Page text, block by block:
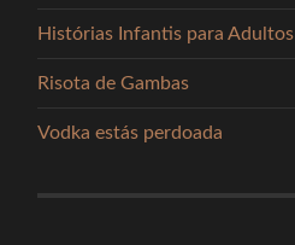
Histórias Infantis para Adultos
Risota de Gambas
Vodka estás perdoada